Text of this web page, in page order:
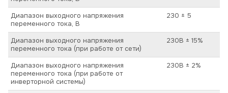
Диапазон выходного напряжения
переменного тока, В
230 ± 5
Диапазон выходного напряжения
переменного тока (при работе от сети)
230В ± 15%
Диапазон выходного напряжения
переменного тока (при работе от
инверторной системы)
230В ± 2%